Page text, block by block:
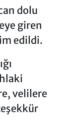
dolu
giren
edildi.
velilere